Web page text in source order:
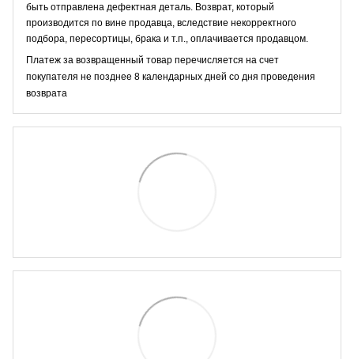
быть отправлена дефектная деталь. Возврат, который
производится по вине продавца, вследствие некорректного
подбора, пересортицы, брака и т.п., оплачивается продавцом.
Платеж за возвращенный товар перечисляется на счет
покупателя не позднее 8 календарных дней со дня проведения
возврата